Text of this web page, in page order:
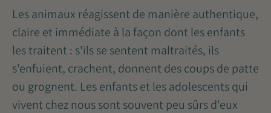
Les animaux réagissent de manière authentique,
claire et immédiate à la façon dont les enfants
les traitent : s'ils se sentent maltraités, ils
s'enfuient, crachent, donnent des coups de patte
ou grognent. Les enfants et les adolescents qui
vivent chez nous sont souvent peu sûrs d'eux